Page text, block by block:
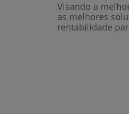
Visando a
as melhores
rentabilidade